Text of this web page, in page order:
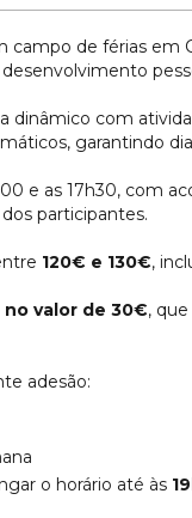
campo de férias em
dinâmico com
garantindo
e as 17h30, com
participantes.
120€ e 130€,
valor de 30€,
adesão:
o horário até às